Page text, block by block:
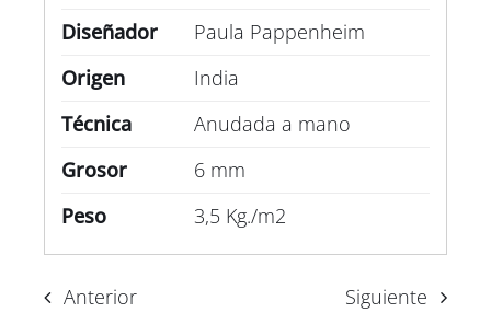
Diseñador
Paula Pappenheim
Origen
India
Técnica
Anudada a mano
Grosor
6 mm
Peso
3,5 Kg./m2
Anterior Siguiente